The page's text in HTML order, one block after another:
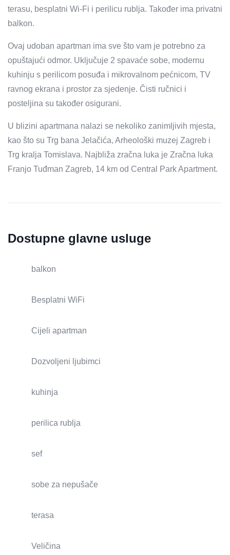
terasu, besplatni Wi-Fi i perilicu rublja. Također ima privatni
balkon.
Ovaj udoban apartman ima sve što vam je potrebno za
opuštajući odmor. Uključuje 2 spavaće sobe, modernu
kuhinju s perilicom posuđa i mikrovalnom pećnicom, TV
ravnog ekrana i prostor za sjedenje. Čisti ručnici i
posteljina su također osigurani.
U blizini apartmana nalazi se nekoliko zanimljivih mjesta,
kao što su Trg bana Jelačića, Arheološki muzej Zagreb i
Trg kralja Tomislava. Najbliža zračna luka je Zračna luka
Franjo Tuđman Zagreb, 14 km od Central Park Apartment.
Dostupne glavne usluge
balkon
Besplatni WiFi
Cijeli apartman
Dozvoljeni ljubimci
kuhinja
perilica rublja
sef
sobe za nepušače
terasa
Veličina